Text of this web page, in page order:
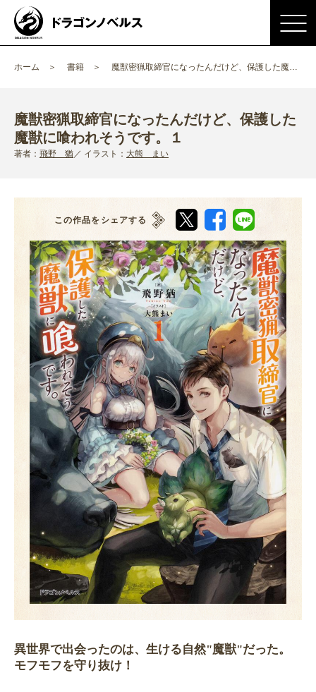
ホーム 書籍 魔獣密猟取締官になったんだけど、保護した魔獣に喰われそうです。
魔獣密猟取締官になったんだけど、保護した
魔獣に喰われそうです。１
著者： 飛野 猶 イラスト： 大熊 まい
この作品をシェアする
異世界で出会ったのは、生ける自然"魔獣"だった。
モフモフを守り抜け！